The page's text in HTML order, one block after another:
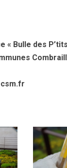
« Bulle des